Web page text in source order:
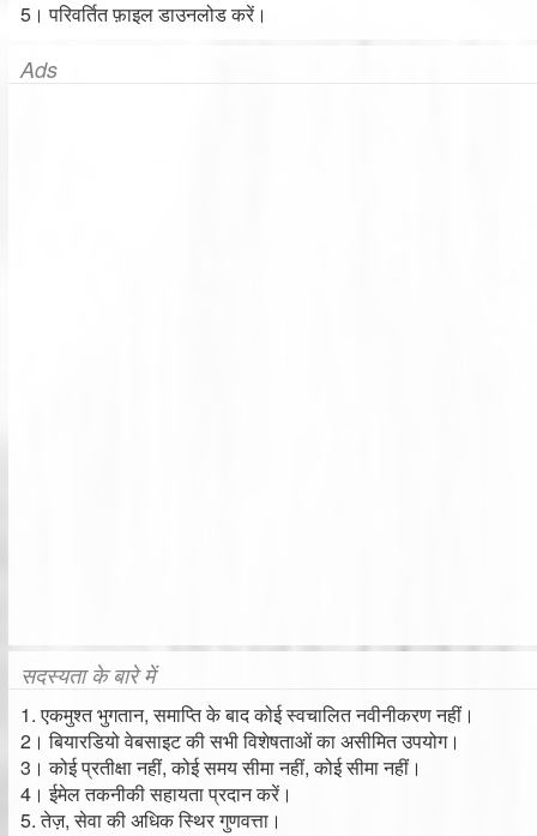
5। परिवर्तित फ़ाइल डाउनलोड करें।
Ads
सदस्यता के बारे में
1. एकमुश्त भुगतान, समाप्ति के बाद कोई स्वचालित नवीनीकरण नहीं।
2। बियारडियो वेबसाइट की सभी विशेषताओं का असीमित उपयोग।
3। कोई प्रतीक्षा नहीं, कोई समय सीमा नहीं, कोई सीमा नहीं।
4। ईमेल तकनीकी सहायता प्रदान करें।
5. तेज़, सेवा की अधिक स्थिर गुणवत्ता।